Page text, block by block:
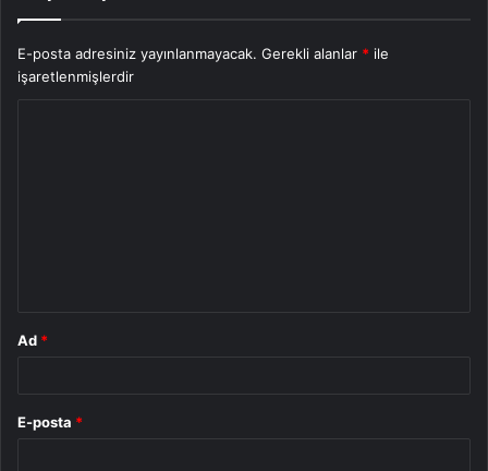
E-posta adresiniz yayınlanmayacak. Gerekli alanlar * ile
işaretlenmişlerdir
Ad *
E-posta *